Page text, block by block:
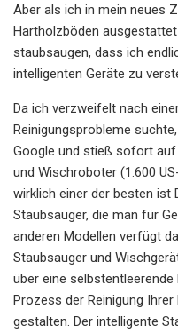
Aber als ich in mein neues
Hartholzböden
staubsaugen, dass ich
intelligenten Geräte zu
Da ich verzweifelt nach
Reinigungsprobleme
Google und stieß sofort auf
und Wischroboter (1.600
wirklich einer der besten ist
Staubsauger, die man für
anderen Modellen verfügt
Staubsauger und
über eine
Prozess der Reinigung
gestalten. Der intelligente